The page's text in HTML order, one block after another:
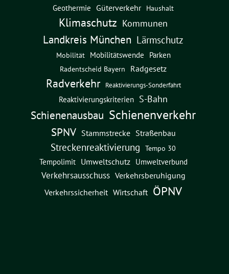
Geothermie Güterverkehr Haushalt
Klimaschutz Kommunen
Landkreis München Lärmschutz
Mobilität Mobilitätswende Parken
Radentscheid Bayern Radgesetz
Radverkehr Reaktivierungs-Sonderfahrt
Reaktivierungskriterien S-Bahn
Schienenausbau Schienenverkehr
SPNV Stammstrecke Straßenbau
Streckenreaktivierung Tempo 30
Tempolimit Umweltschutz Umweltverbund
Verkehrsausschuss Verkehrsberuhigung
Verkehrssicherheit Wirtschaft ÖPNV